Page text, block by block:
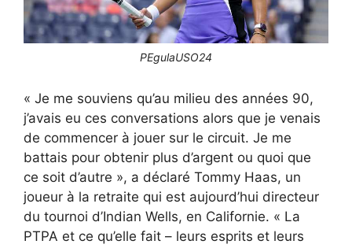
PEgulaUSO24
« Je me souviens qu’au milieu des années 90,
j’avais eu ces conversations alors que je venais
de commencer à jouer sur le circuit. Je me
battais pour obtenir plus d’argent ou quoi que
ce soit d’autre », a déclaré Tommy Haas, un
joueur à la retraite qui est aujourd’hui directeur
du tournoi d’Indian Wells, en Californie. « La
PTPA et ce qu’elle fait – leurs esprits et leurs